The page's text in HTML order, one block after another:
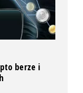
berze i